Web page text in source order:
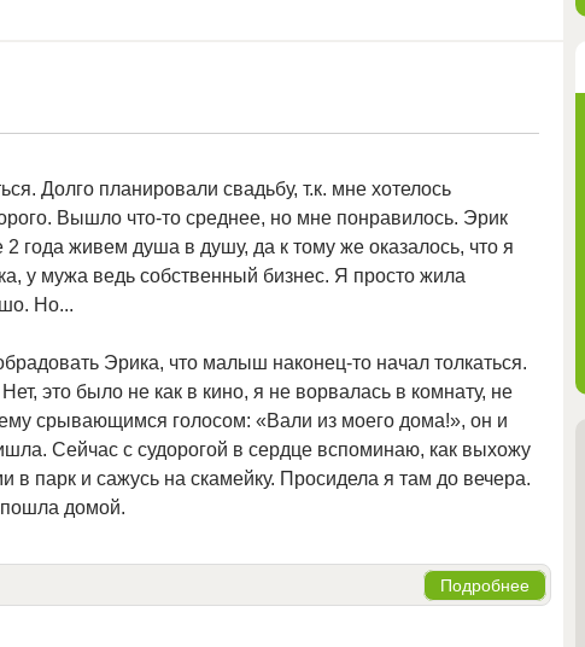
Долго планировали свадьбу, т.к. мне хотелось
Вышло что-то среднее, но мне понравилось. Эрик
года живем душа в душу, да к тому же оказалось, что я
у мужа ведь собственный бизнес. Я просто жила
Но...
Эрика, что малыш наконец-то начал толкаться.
это было не как в кино, я не ворвалась в комнату, не
срывающимся голосом: «Вали из моего дома!», он и
Сейчас с судорогой в сердце вспоминаю, как выхожу
парк и сажусь на скамейку. Просидела я там до вечера.
домой.
Подробнее